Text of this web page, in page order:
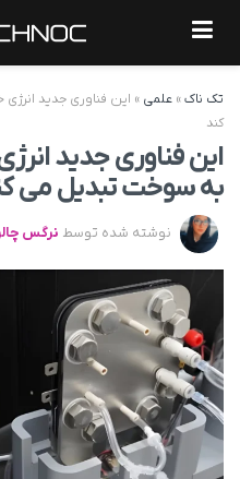
تک ناک» علمی » این فناوری جدید
کند
این فناوری جدید
به سوخت تبدیل می‌
نوشته شده توسط نرگس